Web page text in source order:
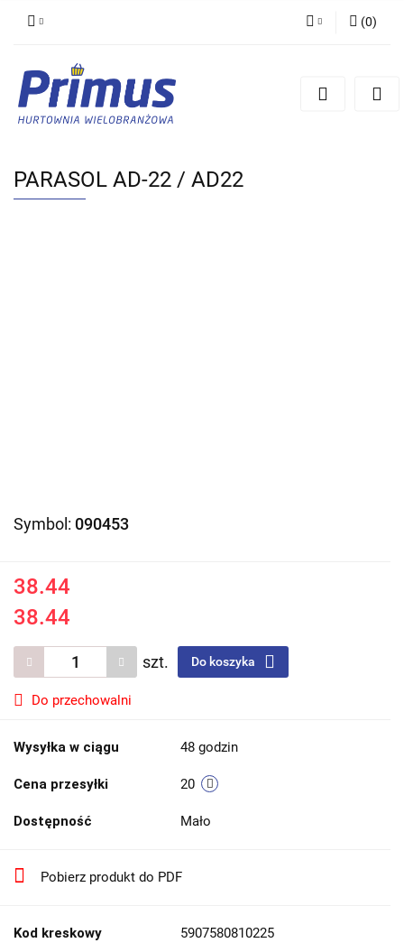
Zarejestruj się
(0)
PARASOL AD-22 / AD22
Symbol: 090453
38.44
38.44
szt. Do koszyka
Do przechowalni
Wysyłka w ciągu 48 godzin
Cena przesyłki 20
Dostępność Mało
Pobierz produkt do PDF
Kod kreskowy 5907580810225